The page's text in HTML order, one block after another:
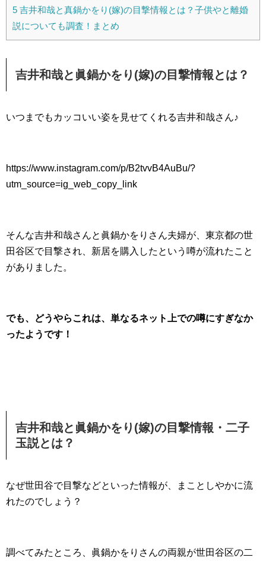
5 吉井和哉と真鍋かをり(嫁)の目撃情報とは？子供やと離婚
説についても調査！まとめ
吉井和哉と眞鍋かをり(嫁)の目撃情報とは？
いつまでもカッコいい姿を見せてくれる吉井和哉さん♪
https://www.instagram.com/p/B2tvvB4AuBu/?
utm_source=ig_web_copy_link
そんな吉井和哉さんと眞鍋かをりさん夫婦が、東京都の世
田谷区で目撃され、新居を購入したという噂が流れたこと
がありました。
でも、どうやらこれは、単なるネット上での噂にすぎなか
ったようです！
吉井和哉と眞鍋かをり(嫁)の目撃情報・二子
玉説とは？
なぜ世田谷で目撃などといった情報が、まことしやかに流
れたのでしょう？
調べてみたところ、眞鍋かをりさんの両親が世田谷区の二